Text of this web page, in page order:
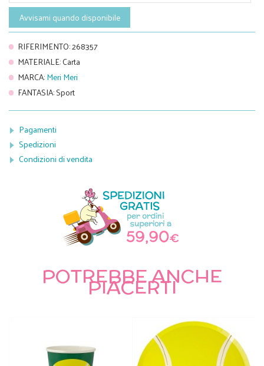
Avvisami quando disponibile
RIFERIMENTO:268357
MATERIALE:Carta
MARCA:Meri Meri
FANTASIA:Sport
Pagamenti
Spedizioni
Condizioni di vendita
POTREBBE ANCHE
PIACERTI